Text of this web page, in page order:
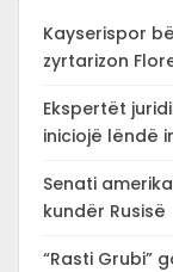
Kayserispor
zyrtarizon
Ekspertët
iniciojë lëndë
Senati
kundër Rusisë
“Rasti Grubi”